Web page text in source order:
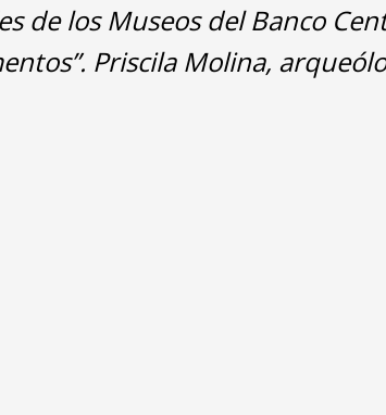
de los Museos del Banco
Priscila Molina,